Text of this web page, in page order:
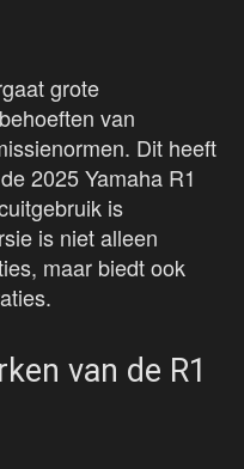
grote
van
Dit heeft
2025 Yamaha R1
is
is niet alleen
maar biedt ook
van de R1